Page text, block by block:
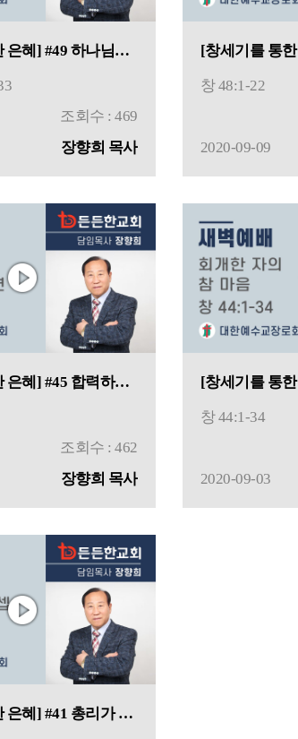
[창세기를 통한 은혜] #49 하나님의 복을 받으려면
조회수 : 469
장향희 목사
창 48:1-22
2020-09-09
[창세기를 통한 은혜] #45 합력하여 선을 이루려면
조회수 : 462
장향희 목사
창 44:1-34
2020-09-03
[창세기를 통한 은혜] #41 총리가 된 요셉